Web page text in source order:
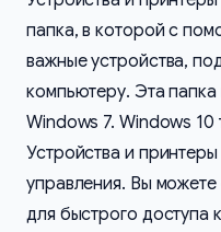
папка, в которой с
важные устройства,
компьютеру. Эта папка
Windows 7. Windows 10
Устройства и
управления. Вы
для быстрого доступа